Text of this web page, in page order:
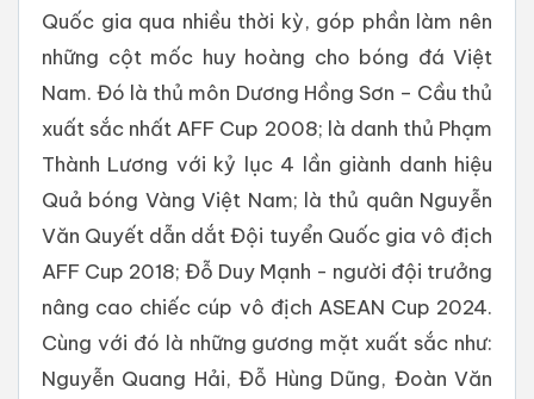
Quốc gia qua nhiều thời kỳ, góp phần làm nên
những cột mốc huy hoàng cho bóng đá Việt
Nam. Đó là thủ môn Dương Hồng Sơn – Cầu thủ
xuất sắc nhất AFF Cup 2008; là danh thủ Phạm
Thành Lương với kỷ lục 4 lần giành danh hiệu
Quả bóng Vàng Việt Nam; là thủ quân Nguyễn
Văn Quyết dẫn dắt Đội tuyển Quốc gia vô địch
AFF Cup 2018; Đỗ Duy Mạnh - người đội trưởng
nâng cao chiếc cúp vô địch ASEAN Cup 2024.
Cùng với đó là những gương mặt xuất sắc như:
Nguyễn Quang Hải, Đỗ Hùng Dũng, Đoàn Văn